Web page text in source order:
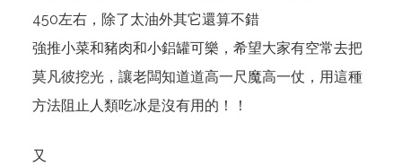
450左右，除了太油外其它還算不錯
強推小菜和豬肉和小鋁罐可樂，希望大家有空常去把
莫凡彼挖光，讓老闆知道道高一尺魔高一仗，用這種
方法阻止人類吃冰是沒有用的！！
又